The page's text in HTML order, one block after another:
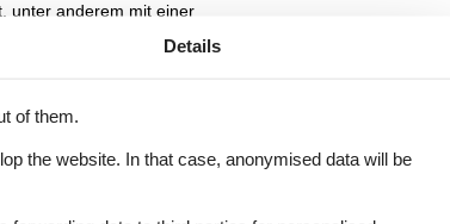
unter anderem mit einer
Kochfeld. Außerdem
Das zweite
erhöhten Einzelbett.
im Apartment. Vom
Blick auf die
Sie kostenloses Wifi
Sie in den drei
Details
of them.
the website. In that case, anonymised data will be